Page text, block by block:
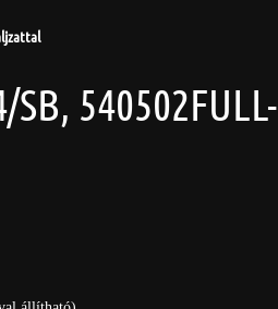
540502FULL-